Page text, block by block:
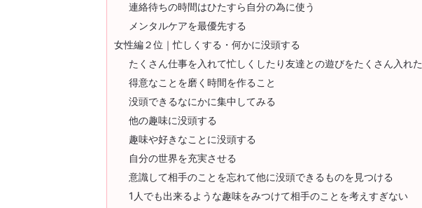
連絡待ちの時間はひたすら自分の為に使う
メンタルケアを最優先する
女性編２位｜忙しくする・何かに没頭する
たくさん仕事を入れて忙しくしたり友達との遊びをたくさん入れた
得意なことを磨く時間を作ること
没頭できるなにかに集中してみる
他の趣味に没頭する
趣味や好きなことに没頭する
自分の世界を充実させる
意識して相手のことを忘れて他に没頭できるものを見つける
1人でも出来るような趣味をみつけて相手のことを考えすぎない